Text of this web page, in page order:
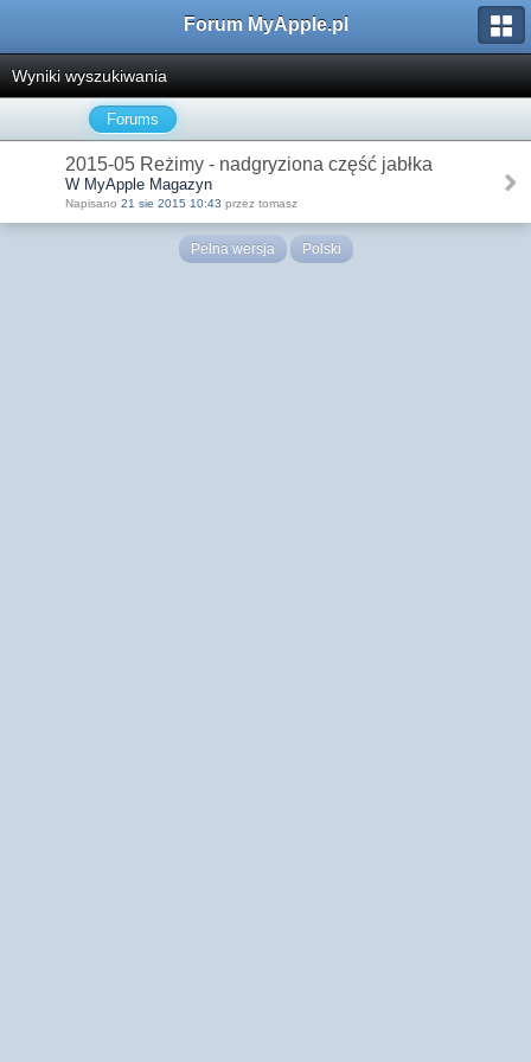
Forum MyApple.pl
Wyniki wyszukiwania
Forums
2015-05 Reżimy - nadgryziona część jabłka
W MyApple Magazyn
Napisano 21 sie 2015 10:43 przez tomasz
Pełna wersja Polski